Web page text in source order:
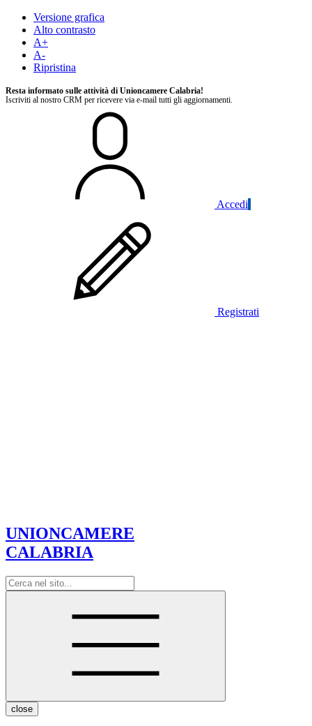
Versione grafica
Alto contrasto
A+
A-
Ripristina
Resta informato sulle attività di Unioncamere Calabria!
Iscriviti al nostro CRM per ricevere via e-mail tutti gli aggiornamenti.
Accedi
Registrati
UNIONCAMERE
CALABRIA
close